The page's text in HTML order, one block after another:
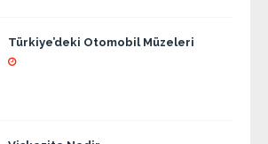
Türkiye’deki Otomobil Müzeleri